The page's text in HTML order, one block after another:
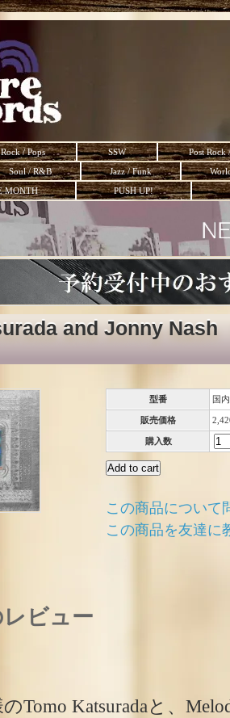
Rock / Pops SSW
Post Rock
Soul / R&B Jazz / Funk
MONTH
PUSH UP!
and Jonny Nash
型番 国
販売価格
購入数
この商品について
この商品を友達に
ビュー
Tomo Katsuradaと、